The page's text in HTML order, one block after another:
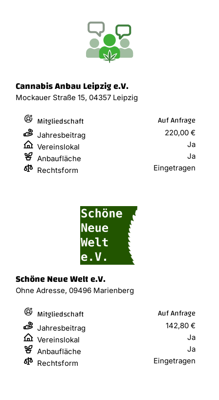
Cannabis Anbau Leipzig e.V.
Mockauer Straße 15, 04357 Leipzig
Mitgliedschaft Auf Anfrage
Jahresbeitrag
220,00 €
Vereinslokal
Ja
Anbaufläche
Ja
Rechtsform
Eingetragen
Schöne Neue Welt e.V.
Ohne Adresse, 09496 Marienberg
Mitgliedschaft Auf Anfrage
Jahresbeitrag
142,80 €
Vereinslokal
Ja
Anbaufläche
Ja
Rechtsform
Eingetragen